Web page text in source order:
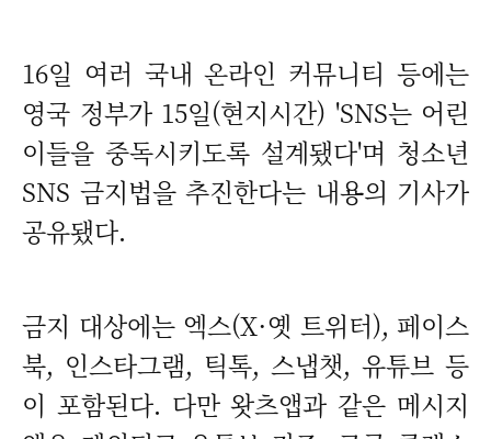
16일 여러 국내 온라인 커뮤니티 등에는
영국 정부가 15일(현지시간) 'SNS는 어린
이들을 중독시키도록 설계됐다'며 청소년
SNS 금지법을 추진한다는 내용의 기사가
공유됐다.
금지 대상에는 엑스(X·옛 트위터), 페이스
북, 인스타그램, 틱톡, 스냅챗, 유튜브 등
이 포함된다. 다만 왓츠앱과 같은 메시지